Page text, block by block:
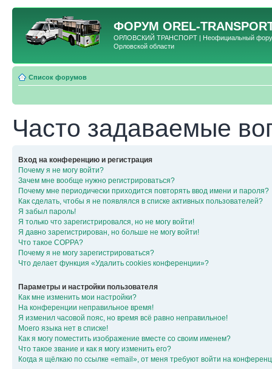
ФОРУМ OREL-
ОРЛОВСКИЙ ТРАНСПОРТ | Неофициальный форум
Орловской области
Список форумов
Часто задаваемые
Вход на конференцию и регистрация
Почему я не могу войти?
Зачем мне вообще нужно регистрироваться?
Почему мне периодически приходится повторять ввод имени и пароля?
Как сделать, чтобы я не появлялся в списке активных пользователей?
Я забыл пароль!
Я только что зарегистрировался, но не могу войти!
Я давно зарегистрирован, но больше не могу войти!
Что такое COPPA?
Почему я не могу зарегистрироваться?
Что делает функция «Удалить cookies конференции»?
Параметры и настройки пользователя
Как мне изменить мои настройки?
На конференции неправильное время!
Я изменил часовой пояс, но время всё равно неправильное!
Моего языка нет в списке!
Как я могу поместить изображение вместе со своим именем?
Что такое звание и как я могу изменить его?
Когда я щёлкаю по ссылке «email», от меня требуют войти на